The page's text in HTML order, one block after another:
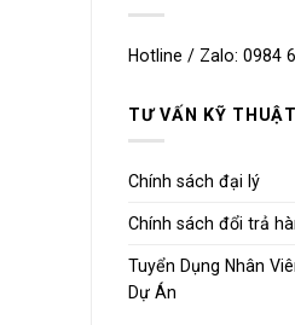
Hotline / Zalo: 0984
TƯ VẤN KỸ THUẬT
Chính sách đại lý
Chính sách đổi trả
Tuyển Dụng Nhân
Dự Án